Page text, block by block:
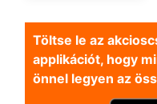
Töltse le az
applikációt, hogy
önnel legyen az